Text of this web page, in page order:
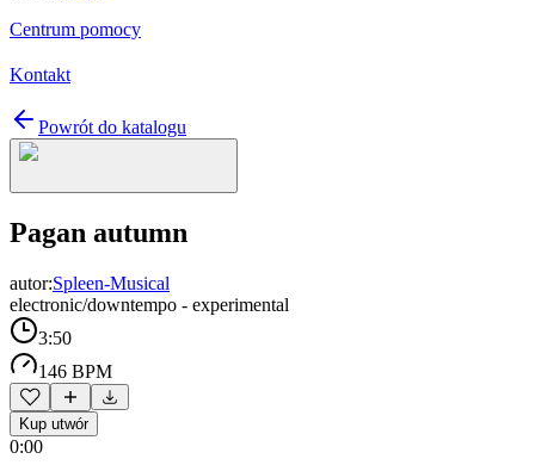
Centrum pomocy
Kontakt
Powrót do katalogu
Pagan autumn
autor:Spleen-Musical
electronic/downtempo - experimental
3:50
146 BPM
Kup utwór
0:00